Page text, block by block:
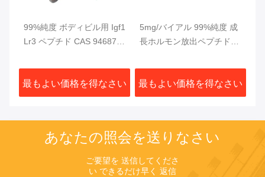
99%純度 ボディビル用 Igf1
Lr3 ペプチド CAS 946870-
最もよい価格を得なさい
5mg/バイアル 99%純度 成
長ホルモン放出ペプチド
最もよい価格を得なさい
あなたの照会を送りなさい
ご要望を 送信してくださ
い できるだけ早く 返信